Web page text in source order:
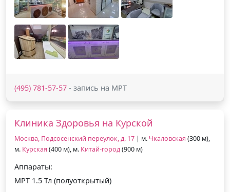
(495) 781-57-57 - запись на МРТ
Клиника Здоровья на Курской
Москва, Подсосенский переулок, д. 17 | м. Чкаловская (300 м),
м. Курская (400 м), м. Китай-город(900 м)
Аппараты:
МРТ 1.5 Тл (полуоткрытый)